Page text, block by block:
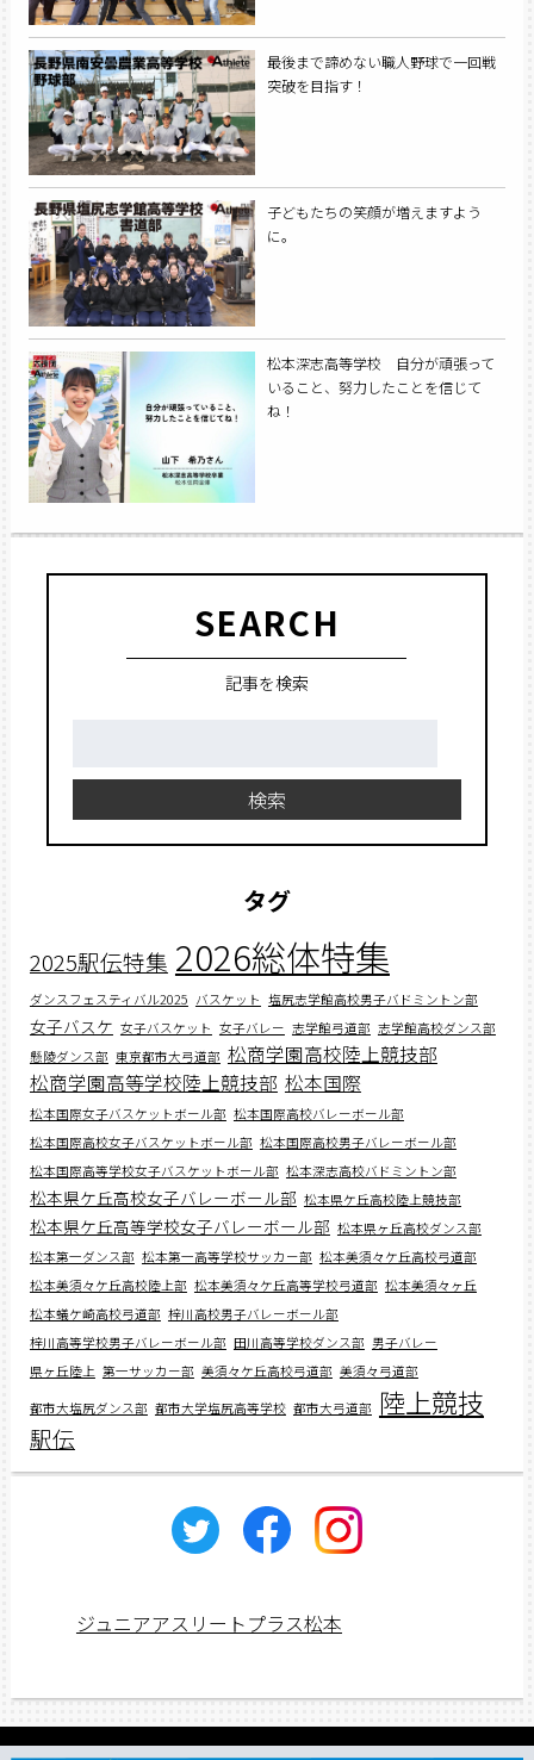
最後まで諦めない職人野球で一回戦
突破を目指す！
子どもたちの笑顔が増えますよう
に。
松本深志高等学校 自分が頑張って
いること、努力したことを信じて
ね！
SEARCH
記事を検索
検索
タグ
2025駅伝特集 2026総体特集
ダンスフェスティバル2025 バスケット 塩尻志学館高校男子バドミントン部
女子バスケ 女子バスケット 女子バレー 志学館弓道部 志学館高校ダンス部
懸陵ダンス部 東京都市大弓道部 松商学園高校陸上競技部
松商学園高等学校陸上競技部 松本国際
松本国際女子バスケットボール部 松本国際高校バレーボール部
松本国際高校女子バスケットボール部 松本国際高校男子バレーボール部
松本国際高等学校女子バスケットボール部 松本深志高校バドミントン部
松本県ケ丘高校女子バレーボール部 松本県ケ丘高校陸上競技部
松本県ケ丘高等学校女子バレーボール部 松本県ヶ丘高校ダンス部
松本第一ダンス部 松本第一高等学校サッカー部 松本美須々ケ丘高校弓道部
松本美須々ケ丘高校陸上部 松本美須々ケ丘高等学校弓道部 松本美須々ヶ丘
松本蟻ケ崎高校弓道部 梓川高校男子バレーボール部
梓川高等学校男子バレーボール部 田川高等学校ダンス部 男子バレー
県ヶ丘陸上 第一サッカー部 美須々ケ丘高校弓道部 美須々弓道部
都市大塩尻ダンス部 都市大学塩尻高等学校 都市大弓道部 陸上競技
駅伝
ジュニアアスリートプラス松本